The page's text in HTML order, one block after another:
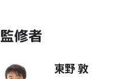
監修者
東野 敦